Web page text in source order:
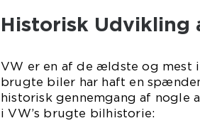
Historisk Udvikling
VW er en af de ældste og mest
brugte biler har haft en
historisk gennemgang af
i VW’s brugte bilhistorie: